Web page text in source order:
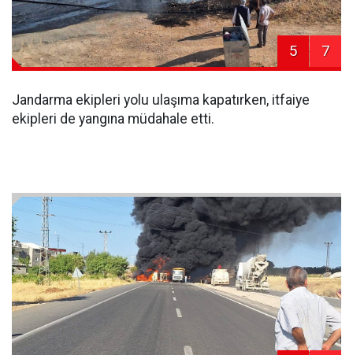
5 7
Jandarma ekipleri yolu ulaşıma kapatırken, itfaiye
ekipleri de yangına müdahale etti.